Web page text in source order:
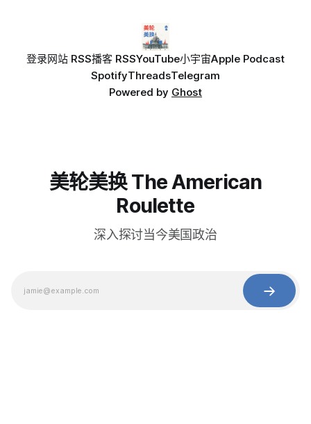
登录网站 RSS播客 RSSYouTube小宇宙Apple Podcast
SpotifyThreadsTelegram
Powered by Ghost
美轮美换 The American
Roulette
深入探讨当今美国政治